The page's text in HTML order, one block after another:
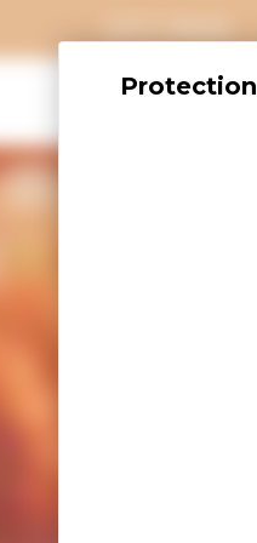
EXPLORER